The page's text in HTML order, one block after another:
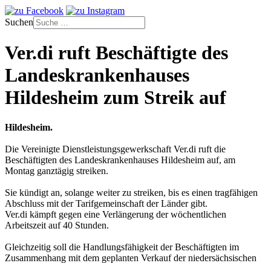
Suchen
Ver.di ruft Beschäftigte des
Landeskrankenhauses
Hildesheim zum Streik auf
Hildesheim.
Die Vereinigte Dienstleistungsgewerkschaft Ver.di ruft die
Beschäftigten des Landeskrankenhauses Hildesheim auf, am
Montag ganztägig streiken.
Sie kündigt an, solange weiter zu streiken, bis es einen tragfähigen
Abschluss mit der Tarifgemeinschaft der Länder gibt.
Ver.di kämpft gegen eine Verlängerung der wöchentlichen
Arbeitszeit auf 40 Stunden.
Gleichzeitig soll die Handlungsfähigkeit der Beschäftigten im
Zusammenhang mit dem geplanten Verkauf der niedersächsischen